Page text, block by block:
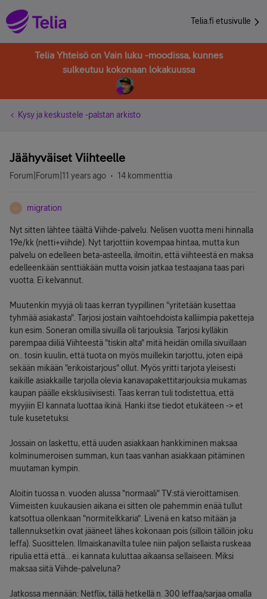
Telia.fi etusivulle
Telia Yhteisö on Vain luku -moodissa, kunnes
sulkeutuu kokonaan lokakuussa
Kysy ja keskustele -palstan arkisto
Jäähyväiset Viihteelle
Forum|Forum|11 years ago 14 kommenttia
M migration
Nyt sitten lähtee täältä Viihde-palvelu. Nelisen vuotta meni hinnalla
19e/kk (netti+viihde). Nyt tarjottiin kovempaa hintaa, mutta kun
palvelu on edelleen beta-asteella, ilmoitin, että viihteestä en maksa
edelleenkään senttiäkään mutta voisin jatkaa testaajana taas pari
vuotta. Ei kelvannut.
Muutenkin myyjä oli taas kerran tyypillinen "yritetään kusettaa
tyhmää asiakasta". Tarjosi jostain vaihtoehdoista kalliimpia paketteja
kun esim. Soneran omilla sivuilla oli tarjouksia. Tarjosi kylläkin
parempaa diiliä Viihteestä "tiskin alta" mitä heidän omilla sivuillaan
on.. tosin kuulin, että tuota on myös muillekin tarjottu, joten eipä
sekään mikään "erikoistarjous" ollut. Myös yritti tarjota yleisesti
kaikille asiakkaille tarjolla olevia kanavapakettitarjouksia mukamas
kaupan päälle eksklusiivisesti. Taas kerran tuli todistettua, että
myyjiin EI kannata luottaa ikinä. Hanki itse tiedot etukäteen -> et
tule kusetetuksi.
Jossain on laskettu, että uuden asiakkaan hankkiminen maksaa
kolminumeroisen summan, kun taas vanhan asiakkaan pitäminen
muutaman kympin.
Aloitin tuossa n. vuoden alussa "normaali" TV:stä vieroittamisen.
Viimeisten kuukausien aikana ei sitten ole pahemmin enää tullut
katsottua ollenkaan "normitelkkaria". Livenä en katso mitään ja
tallennuksetkin ovat jääneet lähes kokonaan pois (silloin tällöin joku
leffa). Suosittelen. Ilmaiskanavilta tulee niin paljon sellaista ruskeaa
ripulia että että... ei kannata kuluttaa aikaansa sellaiseen. Miksi
maksaa siitä Viihde-palveluna?
Jatkossa mennään: Netflix, tällä hetkellä n. 300 leffaa/sarjaa omalla